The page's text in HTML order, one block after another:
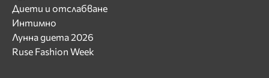
Диети и отслабване
Интимно
Лунна диета 2026
Ruse Fashion Week